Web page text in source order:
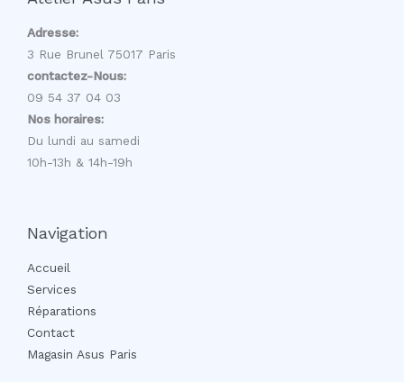
Adresse:
3 Rue Brunel 75017 Paris
contactez-Nous:
09 54 37 04 03
Nos horaires:
Du lundi au samedi
10h-13h & 14h-19h
Navigation
Accueil
Services
Réparations
Contact
Magasin Asus Paris